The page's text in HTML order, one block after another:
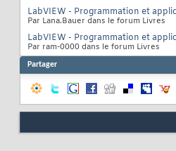
LabVIEW - Programmation et
Par Lana.Bauer dans le forum Livres
LabVIEW - Programmation et
Par ram-0000 dans le forum Livres
Partager